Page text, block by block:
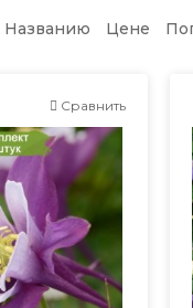
Названию Цене
Сравнить